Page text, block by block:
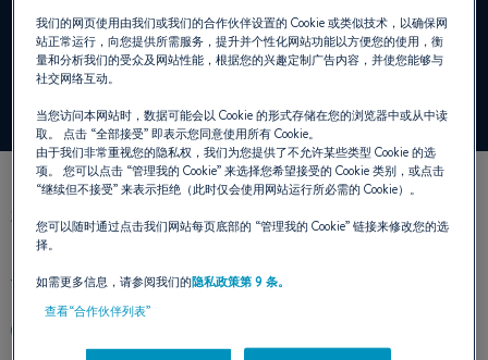
经销商 帆船, 舷内机, 舷外机, 锋仕 为
BENETEAU
我们的联络方式
我们的网页使用由我们或我们的合作伙伴设置的 Cookie 或类似技术，以确保网
站正常运行，向您提供所需服务，提升并个性化网站功能以方便您的使用，衡
量和分析我们的受众及网站性能，根据您的兴趣定制广告内容，并使您能够与
社交网络互动。
当您访问本网站时，数据可能会以 Cookie 的形式存储在您的浏览器中或从中读
取。 点击 “全部接受”即表示您同意使用所有 Cookie。
由于我们非常重视您的隐私权，我们为您提供了不允许某些类型 Cookie 的选
项。 您可以点击 “管理我的 Cookie”来选择您希望接受的 Cookie 类别，或点击
“继续但不接受”来表示拒绝（此时仅会使用网站运行所必需的 Cookie）。
您可以随时通过点击我们网站每页底部的 “管理我的 Cookie”链接来修改您的选
择。
如需更多信息，请参阅我们的隐私政策第 9 条。
查看“合作伙伴列表”